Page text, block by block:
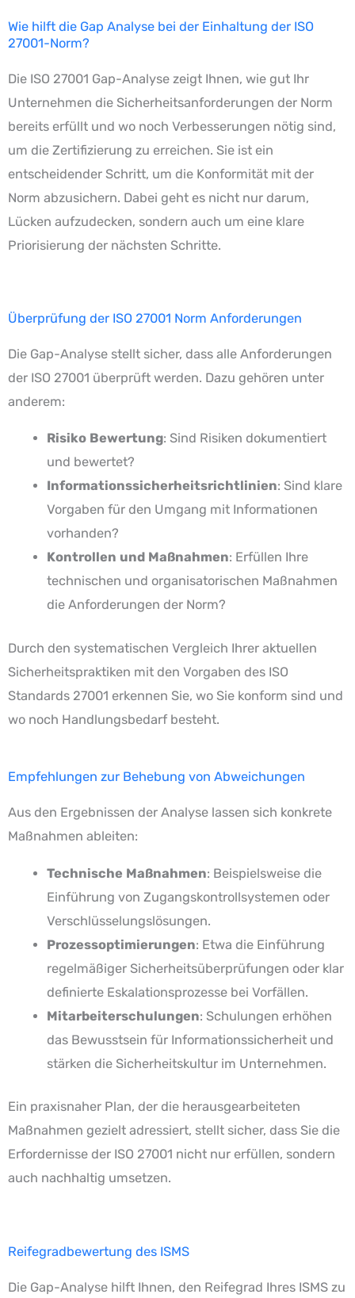
Wie hilft die Gap Analyse bei der Einhaltung der ISO
27001-Norm?
Die ISO 27001 Gap-Analyse zeigt Ihnen, wie gut Ihr
Unternehmen die Sicherheitsanforderungen der Norm
bereits erfüllt und wo noch Verbesserungen nötig sind,
um die Zertifizierung zu erreichen. Sie ist ein
entscheidender Schritt, um die Konformität mit der
Norm abzusichern. Dabei geht es nicht nur darum,
Lücken aufzudecken, sondern auch um eine klare
Priorisierung der nächsten Schritte.
Überprüfung der ISO 27001 Norm Anforderungen
Die Gap-Analyse stellt sicher, dass alle Anforderungen
der ISO 27001 überprüft werden. Dazu gehören unter
anderem:
Risiko Bewertung: Sind Risiken dokumentiert
und bewertet?
Informationssicherheitsrichtlinien: Sind klare
Vorgaben für den Umgang mit Informationen
vorhanden?
Kontrollen und Maßnahmen: Erfüllen Ihre
technischen und organisatorischen Maßnahmen
die Anforderungen der Norm?
Durch den systematischen Vergleich Ihrer aktuellen
Sicherheitspraktiken mit den Vorgaben des ISO
Standards 27001 erkennen Sie, wo Sie konform sind und
wo noch Handlungsbedarf besteht.
Empfehlungen zur Behebung von Abweichungen
Aus den Ergebnissen der Analyse lassen sich konkrete
Maßnahmen ableiten:
Technische Maßnahmen: Beispielsweise die
Einführung von Zugangskontrollsystemen oder
Verschlüsselungslösungen.
Prozessoptimierungen: Etwa die Einführung
regelmäßiger Sicherheitsüberprüfungen oder klar
definierte Eskalationsprozesse bei Vorfällen.
Mitarbeiterschulungen: Schulungen erhöhen
das Bewusstsein für Informationssicherheit und
stärken die Sicherheitskultur im Unternehmen.
Ein praxisnaher Plan, der die herausgearbeiteten
Maßnahmen gezielt adressiert, stellt sicher, dass Sie die
Erfordernisse der ISO 27001 nicht nur erfüllen, sondern
auch nachhaltig umsetzen.
Reifegradbewertung des ISMS
Die Gap-Analyse hilft Ihnen, den Reifegrad Ihres ISMS zu